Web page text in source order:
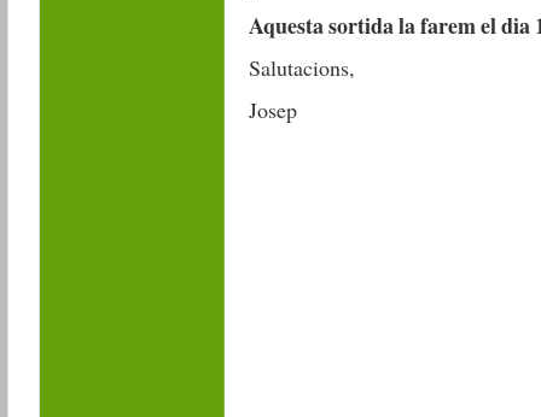
Aquesta sortida la farem el dia
Salutacions,
Josep